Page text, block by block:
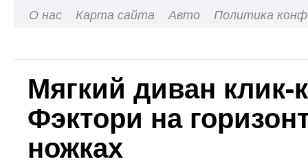
О нас
Карта сайта Авто Политика
Мягкий диван клик-
Фэктори на
ножках